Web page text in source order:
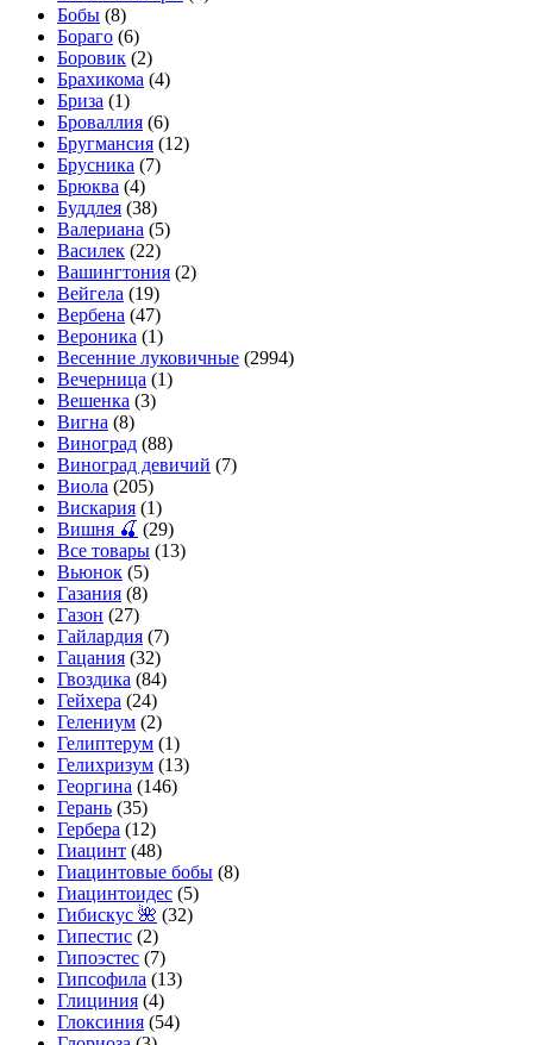
Бобы (8)
Бораго (6)
Боровик (2)
Брахикома (4)
Бриза (1)
Броваллия (6)
Бругмансия (12)
Брусника (7)
Брюква (4)
Буддлея (38)
Валериана (5)
Василек (22)
Вашингтония (2)
Вейгела (19)
Вербена (47)
Вероника (1)
Весенние луковичные (2994)
Вечерница (1)
Вешенка (3)
Вигна (8)
Виноград (88)
Виноград девичий (7)
Виола (205)
Вискария (1)
Вишня 🍒 (29)
Все товары (13)
Вьюнок (5)
Газания (8)
Газон (27)
Гайлардия (7)
Гацания (32)
Гвоздика (84)
Гейхера (24)
Гелениум (2)
Гелиптерум (1)
Гелихризум (13)
Георгина (146)
Герань (35)
Гербера (12)
Гиацинт (48)
Гиацинтовые бобы (8)
Гиацинтоидес (5)
Гибискус 🌺 (32)
Гипестис (2)
Гипоэстес (7)
Гипсофила (13)
Глициния (4)
Глоксиния (54)